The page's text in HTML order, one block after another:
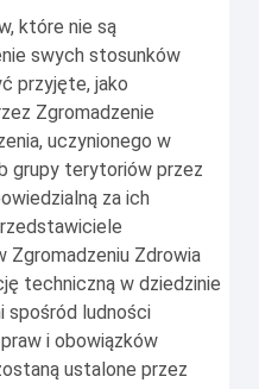
które nie są
swych stosunków
przyjęte, jako
Zgromadzenie
uczynionego w
grupy terytoriów przez
za ich
Zgromadzeniu Zdrowia
techniczną w dziedzinie
spośród ludności
i obowiązków
ustalone przez